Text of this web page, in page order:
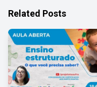
Related Posts